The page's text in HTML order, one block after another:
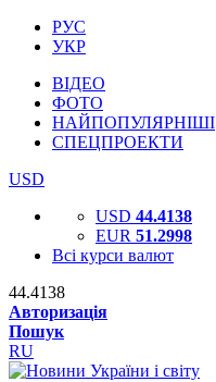
РУС
УКР
ВІДЕО
ФОТО
НАЙПОПУЛЯРНІШІ
СПЕЦПРОЕКТИ
USD
USD 44.4138
EUR 51.2998
Всі курси валют
44.4138
Авторизація
Пошук
RU